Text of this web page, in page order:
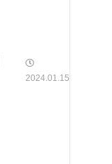
2024.01.15